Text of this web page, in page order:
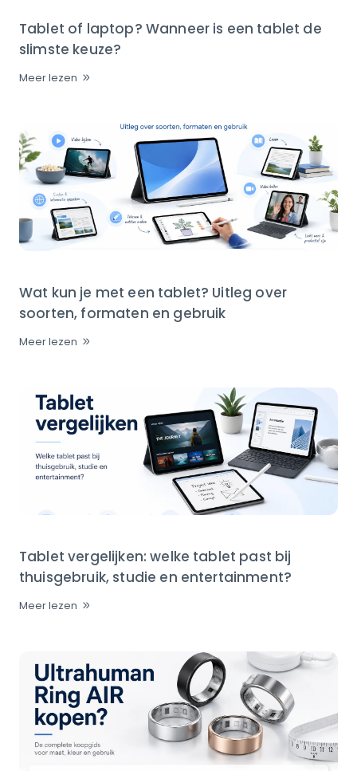
Tablet of laptop? Wanneer is een tablet de
slimste keuze?
Meer lezen
Wat kun je met een tablet? Uitleg over
soorten, formaten en gebruik
Meer lezen
Tablet vergelijken: welke tablet past bij
thuisgebruik, studie en entertainment?
Meer lezen